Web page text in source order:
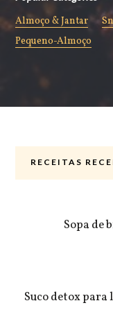
Almoço & Jantar
Pequeno-Almoço
RECEITAS
Sopa de
Suco detox